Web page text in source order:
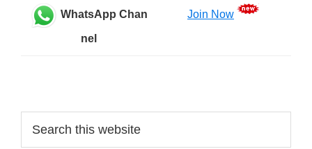
WhatsApp Chan
nel
Join Now
this